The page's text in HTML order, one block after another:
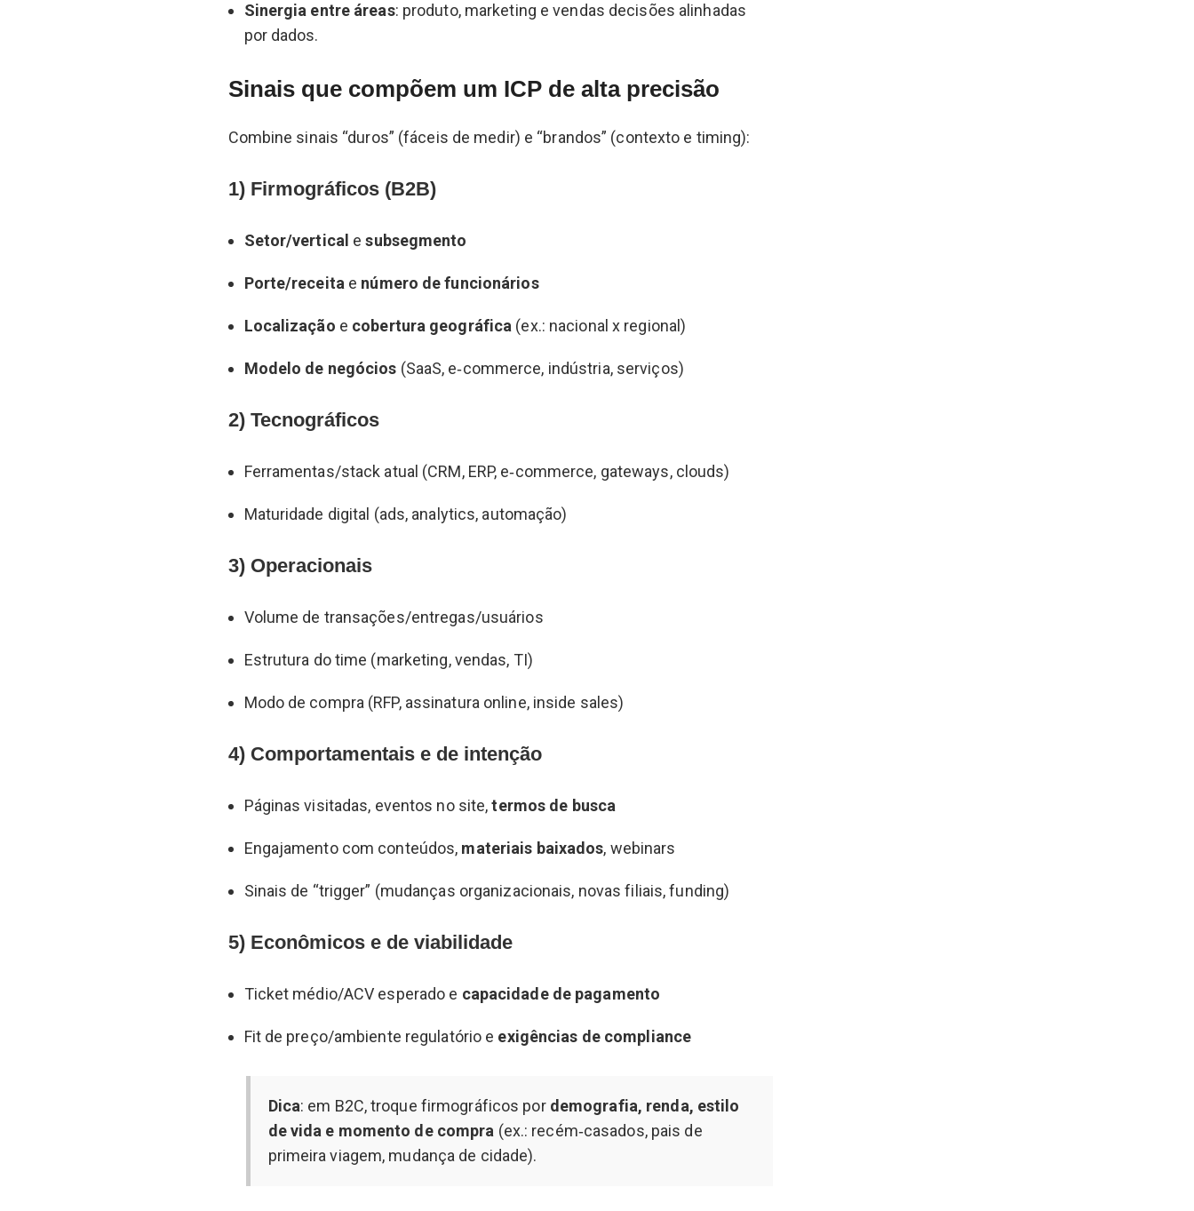
Sinergia entre áreas: produto, marketing e vendas decisões alinhadas
por dados.
Sinais que compõem um ICP de alta precisão
Combine sinais “duros” (fáceis de medir) e “brandos” (contexto e timing):
1) Firmográficos (B2B)
Setor/vertical esubsegmento
Porte/receita e número de funcionários
Localização e cobertura geográfica (ex.: nacional x regional)
Modelo de negócios (SaaS, e‑commerce, indústria, serviços)
2) Tecnográficos
Ferramentas/stack atual (CRM, ERP, e‑commerce, gateways, clouds)
Maturidade digital (ads, analytics, automação)
3) Operacionais
Volume de transações/entregas/usuários
Estrutura do time (marketing, vendas, TI)
Modo de compra (RFP, assinatura online, inside sales)
4) Comportamentais e de intenção
Páginas visitadas, eventos no site,termos de busca
Engajamento com conteúdos, materiais baixados, webinars
Sinais de “trigger” (mudanças organizacionais, novas filiais, funding)
5) Econômicos e de viabilidade
Ticket médio/ACV esperado e capacidade de pagamento
Fit de preço/ambiente regulatório e exigências de compliance
Dica: em B2C, troque firmográficos por demografia, renda, estilo
de vida e momento de compra (ex.: recém‑casados, pais de
primeira viagem, mudança de cidade).